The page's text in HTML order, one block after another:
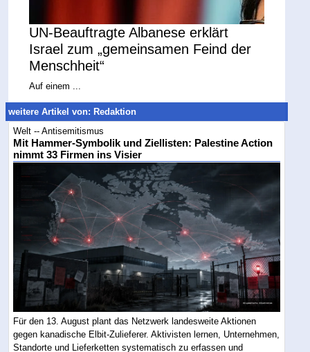
UN-Beauftragte Albanese erklärt
Israel zum „gemeinsamen Feind der
Menschheit“
Auf einem ...
weitere Artikel von: Redaktion
Welt -- Antisemitismus
Mit Hammer-Symbolik und Ziellisten: Palestine Action
nimmt 33 Firmen ins Visier
Für den 13. August plant das Netzwerk landesweite Aktionen
gegen kanadische Elbit-Zulieferer. Aktivisten lernen, Unternehmen,
Standorte und Lieferketten systematisch zu erfassen und